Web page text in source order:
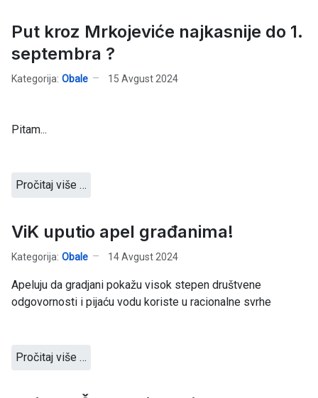
Put kroz Mrkojeviće najkasnije do 1.
septembra ?
Kategorija: Obale 15 Avgust 2024
Pitam...
Pročitaj više …
ViK uputio apel građanima!
Kategorija: Obale 14 Avgust 2024
Apeluju da gradjani pokažu visok stepen društvene
odgovornosti i pijaću vodu koriste u racionalne svrhe
Pročitaj više …